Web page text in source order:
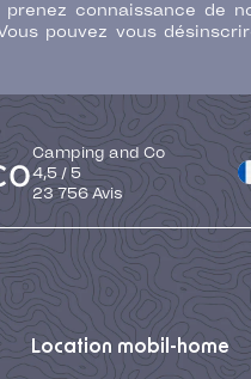
connaissance de
pouvez vous
Camping and Co
4,5 / 5
23 756Avis
Location mobil-home